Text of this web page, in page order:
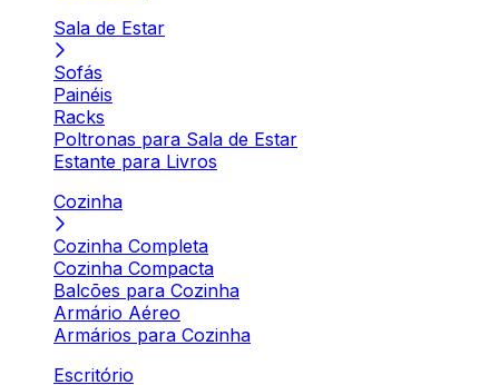
Sala de Estar
Sofás
Painéis
Racks
Poltronas para Sala de Estar
Estante para Livros
Cozinha
Cozinha Completa
Cozinha Compacta
Balcões para Cozinha
Armário Aéreo
Armários para Cozinha
Escritório